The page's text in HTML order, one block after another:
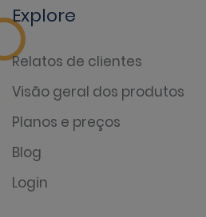
Explore
Relatos de clientes
Visão geral dos produtos
Planos e preços
Blog
Login